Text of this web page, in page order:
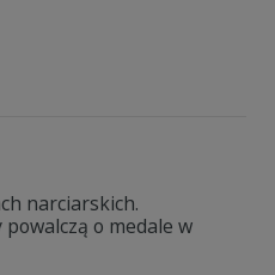
narciarskich.
o medale w